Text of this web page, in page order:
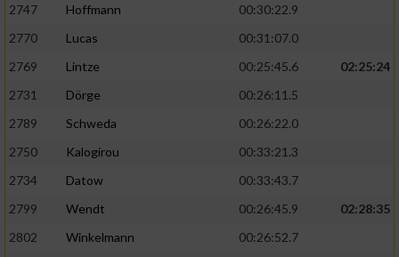
2747
Hoffmann
00:30:22.9
2770
Lucas
00:31:07.0
2769
Lintze 00:25:45.6
02:25:24
2731
Dörge
00:26:11.5
2789
Schweda
00:26:22.0
2750
Kalogirou
00:33:21.3
2734
Datow
00:33:43.7
2799
Wendt 00:26:45.9
02:28:35
2802
Winkelmann
00:26:52.7